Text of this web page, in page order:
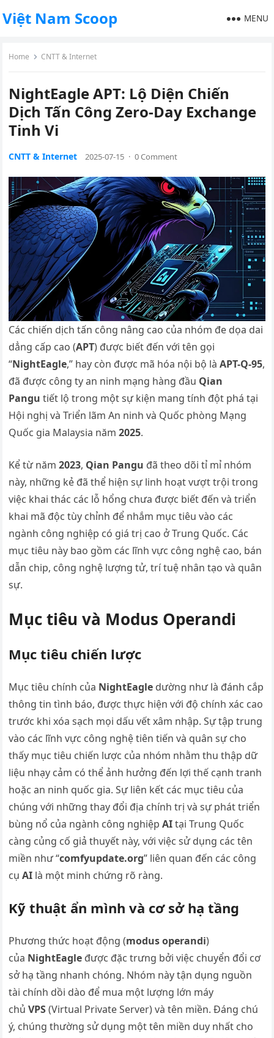
Việt Nam Scoop MENU
Home CNTT & Internet
NightEagle APT: Lộ Diện Chiến
Dịch Tấn Công Zero-Day Exchange
Tinh Vi
CNTT & Internet 2025-07-15 · 0 Comment
Các chiến dịch tấn công nâng cao của nhóm đe dọa dai
dẳng cấp cao (APT) được biết đến với tên gọi
“NightEagle,” hay còn được mã hóa nội bộ làAPT-Q-95,
đã được công ty an ninh mạng hàng đầu Qian
Pangu tiết lộ trong một sự kiện mang tính đột phá tại
Hội nghị và Triển lãm An ninh và Quốc phòng Mạng
Quốc gia Malaysia năm2025.
Kể từ năm2023, Qian Pangu đã theo dõi tỉ mỉ nhóm
này, những kẻ đã thể hiện sự linh hoạt vượt trội trong
việc khai thác các lỗ hổng chưa được biết đến và triển
khai mã độc tùy chỉnh để nhắm mục tiêu vào các
ngành công nghiệp có giá trị cao ở Trung Quốc. Các
mục tiêu này bao gồm các lĩnh vực công nghệ cao, bán
dẫn chip, công nghệ lượng tử, trí tuệ nhân tạo và quân
sự.
Mục tiêu và Modus Operandi
Mục tiêu chiến lược
Mục tiêu chính của NightEagle dường như là đánh cắp
thông tin tình báo, được thực hiện với độ chính xác cao
trước khi xóa sạch mọi dấu vết xâm nhập. Sự tập trung
vào các lĩnh vực công nghệ tiên tiến và quân sự cho
thấy mục tiêu chiến lược của nhóm nhằm thu thập dữ
liệu nhạy cảm có thể ảnh hưởng đến lợi thế cạnh tranh
hoặc an ninh quốc gia. Sự liên kết các mục tiêu của
chúng với những thay đổi địa chính trị và sự phát triển
bùng nổ của ngành công nghiệpAItại Trung Quốc
càng củng cố giả thuyết này, với việc sử dụng các tên
miền như “comfyupdate.org” liên quan đến các công
cụAI là một minh chứng rõ ràng.
Kỹ thuật ẩn mình và cơ sở hạ tầng
Phương thức hoạt động (modus operandi)
của NightEagle được đặc trưng bởi việc chuyển đổi cơ
sở hạ tầng nhanh chóng. Nhóm này tận dụng nguồn
tài chính dồi dào để mua một lượng lớn máy
chủVPS(Virtual Private Server) và tên miền. Đáng chú
ý, chúng thường sử dụng một tên miền duy nhất cho